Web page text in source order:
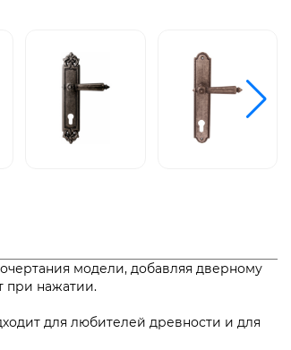
модели, добавляя дверному
при нажатии.
для любителей древности и для